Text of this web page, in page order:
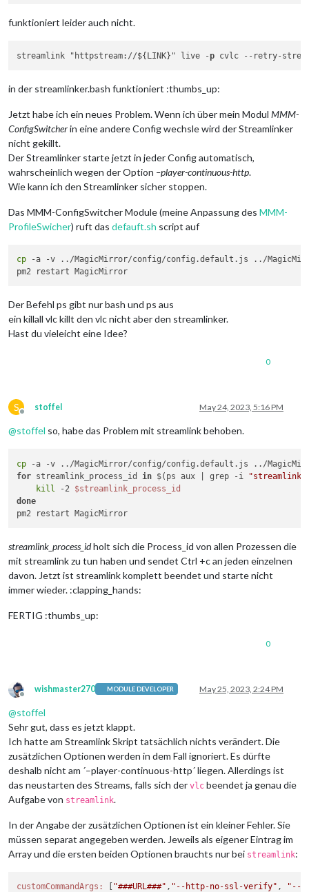
funktioniert leider auch nicht.
streamlink "httpstream://${LINK}" live -p cvlc --retry-
in der streamlinker.bash funktioniert :thumbs_up:
Jetzt habe ich ein neues Problem. Wenn ich über mein Modul MMM-
ConfigSwitcherin eine andere Config wechsle wird der Streamlinker
nicht gekillt.
Der Streamlinker starte jetzt in jeder Config automatisch,
wahrscheinlich wegen der Option –player-continuous-http.
Wie kann ich den Streamlinker sicher stoppen.
Das MMM-ConfigSwitcher Module (meine Anpassung des MMM-
ProfileSwicher) ruft das defauft.sh script auf
cp -a -v ../MagicMirror/config/config.default.js ../
Der Befehl ps gibt nur bash und ps aus
ein killall vlc killt den vlc nicht aber den streamlinker.
Hast du vieleicht eine Idee?
0
S
Offline
stoffel May 24, 2023, 5:16 PM
@stoffel so, habe das Problem mit streamlink behoben.
cp
for streamlink_process_id in $(ps aux | grep -i "streamlink"
kill
-2 $streamlink_process_id
done
streamlink_process_idholt sich die Process_id von allen Prozessen die
mit streamlink zu tun haben und sendet Ctrl +c an jeden einzelnen
davon. Jetzt ist streamlink komplett beendet und starte nicht
immer wieder. :clapping_hands:
FERTIG :thumbs_up:
0
Offline
wishmaster270 MODULE DEVELOPER May 25, 2023, 2:24 PM
@stoffel
Sehr gut, dass es jetzt klappt.
Ich hatte am Streamlink Skript tatsächlich nichts verändert. Die
zusätzlichen Optionen werden in dem Fall ignoriert. Es dürfte
deshalb nicht am ´–player-continuous-http´ liegen. Allerdings ist
das neustarten des Streams, falls sich der vlc beendet ja genau die
Aufgabe von streamlink.
In der Angabe der zusätzlichen Optionen ist ein kleiner Fehler. Sie
müssen separat angegeben werden. Jeweils als eigener Eintrag im
Array und die ersten beiden Optionen brauchts nur bei streamlink:
customCommandArgs: "###URL###" , "--http-no-ssl-verify" , "--